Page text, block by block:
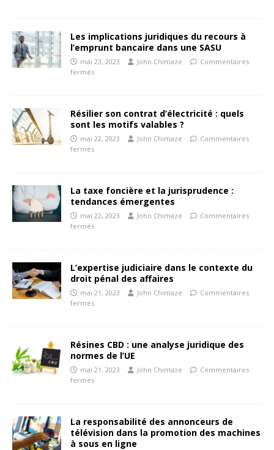
Les implications juridiques du recours à
l’emprunt bancaire dans une SASU
mai 23, 2023 John Chimaze
Commentaires
fermés
Résilier son contrat d’électricité : quels
sont les motifs valables ?
mai 22, 2023 John Chimaze
Commentaires
fermés
La taxe foncière et la jurisprudence :
tendances émergentes
mai 22, 2023 John Chimaze
Commentaires
fermés
L’expertise judiciaire dans le contexte du
droit pénal des affaires
mai 21, 2023 John Chimaze
Commentaires
fermés
Résines CBD : une analyse juridique des
normes de l’UE
mai 21, 2023 John Chimaze
Commentaires
fermés
La responsabilité des annonceurs de
télévision dans la promotion des machines
à sous en ligne